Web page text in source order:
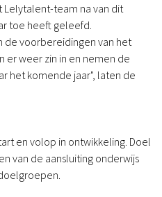
team na van dit
toe heeft geleefd.
de voorbereidingen van het
er weer zin in en nemen de
het komende jaar", laten de
en volop in ontwikkeling. Doel
van de aansluiting onderwijs